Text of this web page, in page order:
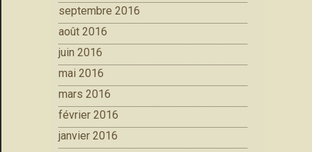
septembre 2016
août 2016
juin 2016
mai 2016
mars 2016
février 2016
janvier 2016